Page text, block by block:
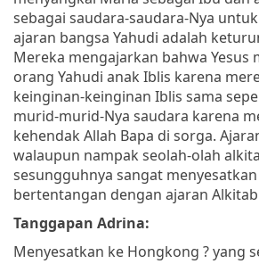
sebagai saudara-saudara-Nya
ajaran bangsa Yahudi adalah
Mereka mengajarkan bahwa Yesus
orang Yahudi anak Iblis karena
keinginan-keinginan Iblis sama
murid-murid-Nya saudara karena
kehendak Allah Bapa di sorga.
walaupun nampak seolah-olah
sesungguhnya sangat
bertentangan dengan ajaran
Tanggapan Adrina:
Menyesatkan ke Hongkong ? yang